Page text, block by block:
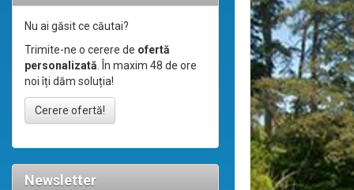
Nu ai găsit ce căutai?
Trimite-ne o cerere de ofertă
personalizată. În maxim 48 de ore
noi îți dăm soluția!
Cerere ofertă!
Newsletter